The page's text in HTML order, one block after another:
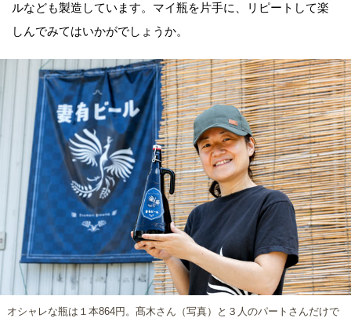
ルなども製造しています。マイ瓶を片手に、リピートして楽
しんでみてはいかがでしょうか。
オシャレな瓶は１本864円。髙木さん（写真）と３人のパートさんだけで